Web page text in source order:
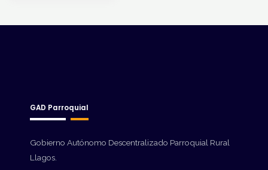
GAD Parroquial
Gobierno Autónomo Descentralizado Parroquial Rural
Llagos.